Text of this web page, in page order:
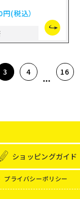
円(税込）
3 4 16
ショッピングガイド
プライバシーポリシー